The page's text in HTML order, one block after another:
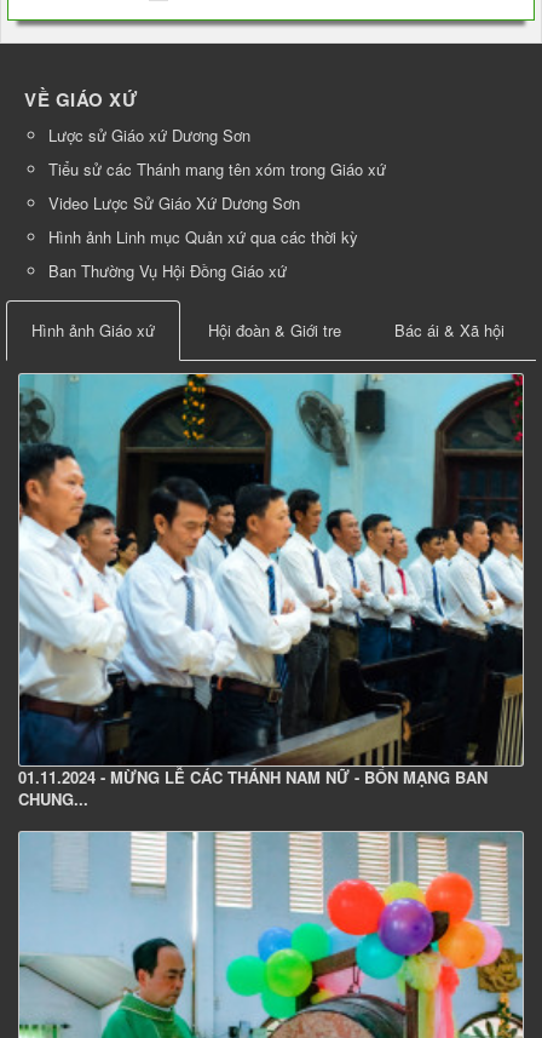
VỀ GIÁO XỨ
Lược sử Giáo xứ Dương Sơn
Tiểu sử các Thánh mang tên xóm trong Giáo xứ
Video Lược Sử Giáo Xứ Dương Sơn
Hình ảnh Linh mục Quản xứ qua các thời kỳ
Ban Thường Vụ Hội Đồng Giáo xứ
Hình ảnh Giáo xứ Hội đoàn & Giới tre Bác ái & Xã hội
01.11.2024 - MỪNG LỄ CÁC THÁNH NAM NỮ - BỔN MẠNG BAN
CHUNG...